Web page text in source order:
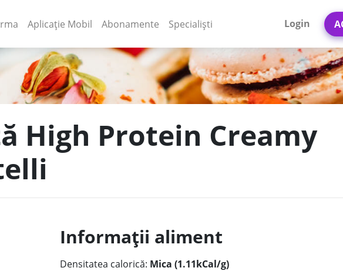
(current)
Aplicație Mobil (current)
Abonamente Specialiști Login
High Protein Creamy
Informații aliment
Densitatea calorică: Mica (1.11kCal/g)